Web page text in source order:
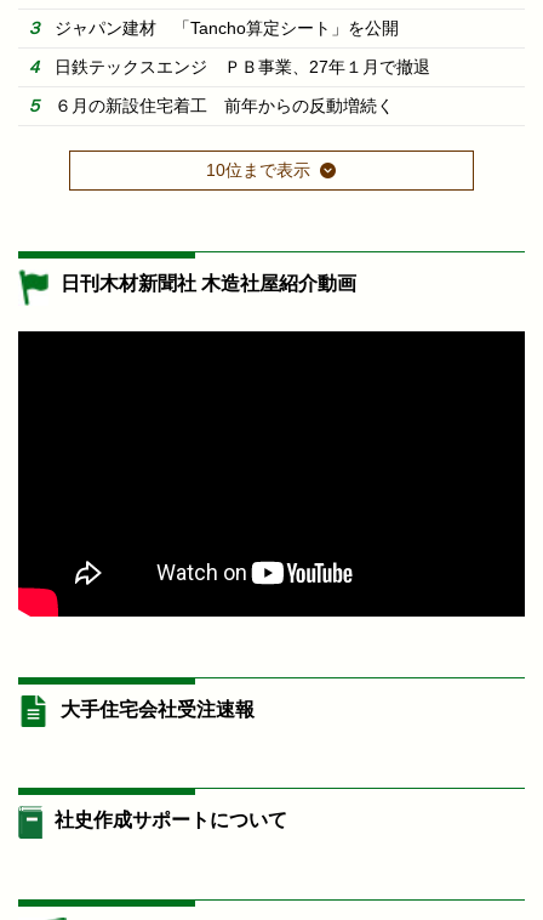
ジャパン建材 「Tancho算定シート」を公開
日鉄テックスエンジ ＰＢ事業、27年１月で撤退
６月の新設住宅着工 前年からの反動増続く
10位まで表示
日刊木材新聞社 木造社屋紹介動画
大手住宅会社受注速報
社史作成サポートについて